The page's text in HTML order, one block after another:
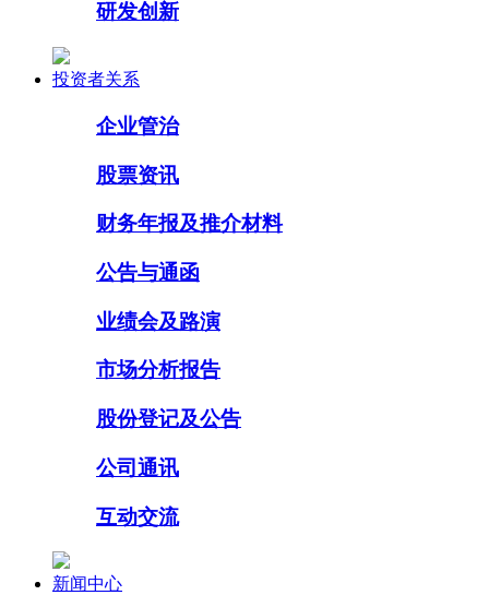
研发创新
投资者关系
企业管治
股票资讯
财务年报及推介材料
公告与通函
业绩会及路演
市场分析报告
股份登记及公告
公司通讯
互动交流
新闻中心